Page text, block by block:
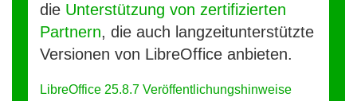
die Unterstützung von zertifizierten
Partnern, die auch langzeitunterstützte
Versionen von LibreOffice anbieten.
LibreOffice 25.8.7 Veröffentlichungshinweise